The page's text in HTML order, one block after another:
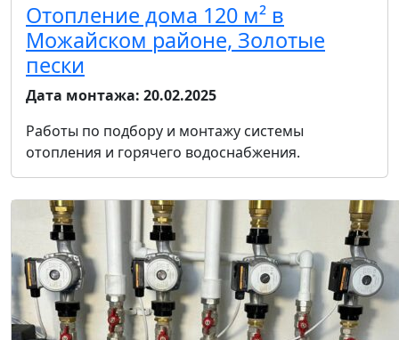
Отопление дома 120 м² в
Можайском районе, Золотые
пески
Дата монтажа: 20.02.2025
Работы по подбору и монтажу системы
отопления и горячего водоснабжения.